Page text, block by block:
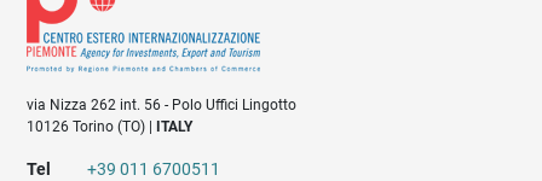
via Nizza 262 int. 56 - Polo Uffici Lingotto
10126 Torino (TO) |
ITALY
Tel
+39 011 6700511